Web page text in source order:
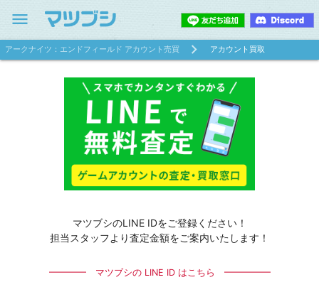
menu
アークナイツ：エンドフィールド アカウント売買 アカウント買取
マツブシのLINE IDをご登録ください！
担当スタッフより査定金額をご案内いたします！
━━━━ マツブシの LINE ID はこちら ━━━━━